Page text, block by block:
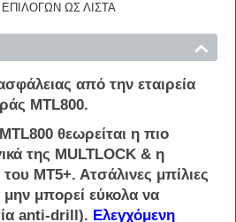
ΩΣ ΛΊΣΤΑ
από την εταιρεία
MTL800.
MTL800 θεωρείται η πιο
της MULTLOCK & η
του ΜΤ5+. Ατσάλινες μπίλιες
μπορεί εύκολα να
anti-drill). Ελεγχόμενη